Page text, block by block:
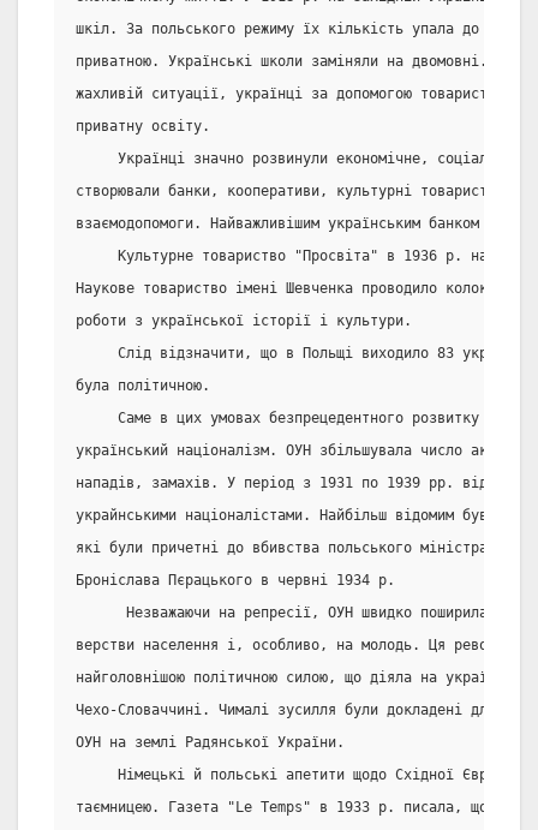
шкіл. За польського режиму їх кількість упала до 461,
приватною. Українські школи заміняли на двомовні. Щоб
жахливій ситуації, українці за допомогою товариства
приватну освіту.
Українці значно розвинули економічне, соціальне і
створювали банки, кооперативи, культурні товариства і
взаємодопомоги. Найважливішим українським банком був
Культурне товариство "Просвіта" в 1936 р.
Наукове товариство імені Шевченка проводило
роботи з української історії і культури.
Слід відзначити, що в Польщі виходило 83
була політичною.
Саме в цих умовах безпрецедентного розвитку набув
український націоналізм. ОУН збільшувала число актів
нападів, замахів. У період з 1931 по 1939 рр.
украйнськими націоналістами. Найбільш відомим був
які були причетні до вбивства польського міністра
Броніслава Пєрацького в червні 1934 р.
Незважаючи на репресії, ОУН швидко поширила свій
верстви населення і, особливо, на молодь. Ця
найголовнішою політичною силою, що діяла на
Чехо-Словаччині. Чималі зусилля були докладені для
ОУН на землі Радянської України.
Німецькі й польські апетити щодо Східної Європи
таємницею. Газета "Le Temps" в 1933 р. писала, що